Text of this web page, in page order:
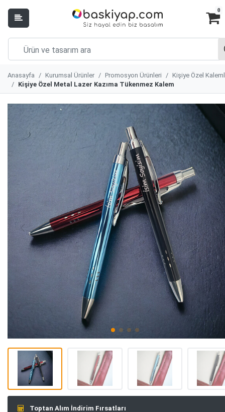
0
Anasayfa Kurumsal Ürünler Promosyon Ürünleri
Kişiye Özel
Kişiye Özel Metal Lazer Kazıma Tükenmez Kalem
Toptan Alım İndirim Fırsatları